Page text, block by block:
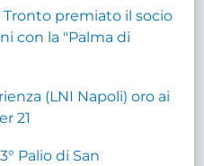
premiato il socio
con la "Palma di
(LNI Napoli) oro ai
21
Palio di San